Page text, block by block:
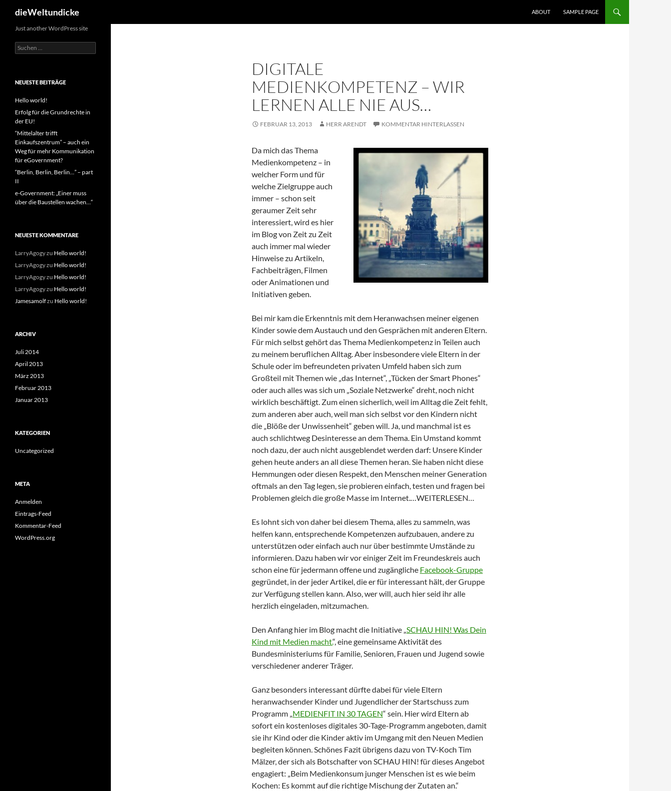
Zum
Inhalt
springen
dieWeltundicke ABOUT SAMPLE PAGE
DIGITALE
MEDIENKOMPETENZ – WIR
LERNEN ALLE NIE AUS…
FEBRUAR 13, 2013 HERR ARENDT KOMMENTAR HINTERLASSEN
Da mich das Thema
Medienkompetenz – in
welcher Form und für
welche Zielgruppe auch
immer – schon seit
geraumer Zeit sehr
interessiert, wird es hier
im Blog von Zeit zu Zeit
auch immer mal wieder
Hinweise zu Artikeln,
Fachbeiträgen, Filmen
oder Animationen und
Initiativen geben.
Bei mir kam die Erkenntnis mit dem Heranwachsen meiner eigenen
Kinder sowie dem Austauch und den Gesprächen mit anderen Eltern.
Für mich selbst gehört das Thema Medienkompetenz in Teilen auch
zu meinem beruflichen Alltag. Aber insbesondere viele Eltern in der
Schule oder im befreundeten privaten Umfeld haben sich zum
Großteil mit Themen wie „das Internet“, „Tücken der Smart Phones“
oder auch alles was sich um „Soziale Netzwerke“ dreht, noch nicht
wirklich beschäftigt. Zum einen sicherlich, weil im Alltag die Zeit fehlt,
zum anderen aber auch, weil man sich selbst vor den Kindern nicht
die „Blöße der Unwissenheit“ geben will. Ja, und manchmal ist es
auch schlichtweg Desinteresse an dem Thema. Ein Umstand kommt
noch dazu, der auch nicht ausgeblendet werden darf: Unsere Kinder
gehen heute anders an all diese Themen heran. Sie haben nicht diese
Hemmungen oder diesen Respekt, den Menschen meiner Generation
oftmals an den Tag legen, sie probieren einfach, testen und fragen bei
Problemen gleich die große Masse im Internet.…WEITERLESEN…
Es lohnt sich von daher bei diesem Thema, alles zu sammeln, was
helfen kann, entsprechende Kompetenzen aufzubauen, andere zu
unterstützen oder einfach auch nur über bestimmte Umstände zu
informieren. Dazu haben wir vor einiger Zeit im Freundeskreis auch
schon eine für jedermann offene und zugängliche Facebook-Gruppe
gegründet, in der jeder Artikel, die er für interessant hält, der Gruppe
zur Verfügung stellen kann. Also, wer will, auch hier seid ihr alle
herzlich eingeladen, mitzumachen.
Den Anfang hier im Blog macht die Initiative „SCHAU HIN! Was Dein
Kind mit Medien macht.“, eine gemeinsame Aktivität des
Bundesministeriums für Familie, Senioren, Frauen und Jugend sowie
verschiedener anderer Träger.
Ganz besonders interessant dürfte dabei für viele Eltern
heranwachsender Kinder und Jugendlicher der Startschuss zum
Programm „MEDIENFIT IN 30 TAGEN“ sein. Hier wird Eltern ab
sofort ein kostenloses digitales 30-Tage-Programm angeboten, damit
sie ihr Kind oder die Kinder aktiv im Umgang mit den Neuen Medien
begleiten können. Schönes Fazit übrigens dazu von TV-Koch Tim
Mälzer, der sich als Botschafter von SCHAU HIN! für dieses Angebot
engagiert: „Beim Medienkonsum junger Menschen ist es wie beim
Kochen: Es kommt auf die richtige Mischung der Zutaten an.“
Just another WordPress site
Suchen
nach:
NEUESTE BEITRÄGE
Hello world!
Erfolg für die Grundrechte in
der EU!
“Mittelalter trifft
Einkaufszentrum” – auch ein
Weg für mehr Kommunikation
für eGovernment?
“Berlin, Berlin, Berlin…” – part
II
e-Government: „Einer muss
über die Baustellen wachen…“
NEUESTE KOMMENTARE
LarryAgogyzu Hello world!
LarryAgogyzu Hello world!
LarryAgogyzu Hello world!
LarryAgogyzu Hello world!
Jamesamolfzu Hello world!
ARCHIV
Juli 2014
April 2013
März 2013
Februar 2013
Januar 2013
KATEGORIEN
Uncategorized
META
Anmelden
Eintrags-Feed
Kommentar-Feed
WordPress.org